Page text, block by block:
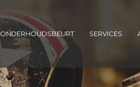
ONDERHOUDSBEURT SERVICES